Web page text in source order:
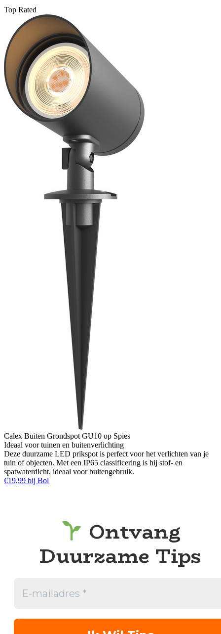
Top Rated
Calex Buiten Grondspot GU10 op Spies
Ideaal voor tuinen en buitenverlichting
Deze duurzame LED prikspot is perfect voor het verlichten van je
tuin of objecten. Met een IP65 classificering is hij stof- en
spatwaterdicht, ideaal voor buitengebruik.
€19,99 bij Bol
Ontvang
Duurzame Tips